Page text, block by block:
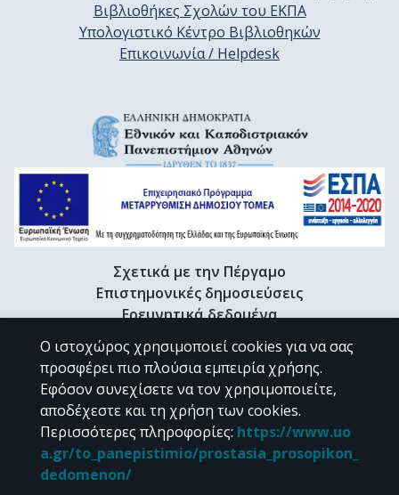
Βιβλιοθήκες Σχολών του ΕΚΠΑ
Υπολογιστικό Κέντρο Βιβλιοθηκών
Επικοινωνία / Helpdesk
Σχετικά με την Πέργαμο
Επιστημονικές δημοσιεύσεις
Ερευνητικά δεδομένα
Διδακτορικές διατριβές & Γκρίζα βιβλιογραφία
Προφίλ Ερευνητή
CC BY-NC 4.0
Εκτός αν αναφέρεται διαφορετικά, το υλικό της "Περγάμου" διατίθεται
Ο ιστοχώρος χρησιμοποιεί cookies για να σας
προσφέρει πιο πλούσια εμπειρία χρήσης.
Εφόσον συνεχίσετε να τον χρησιμοποιείτε,
αποδέχεστε και τη χρήση των cookies.
Περισσότερες πληροφορίες: https://www.uo
a.gr/to_panepistimio/prostasia_prosopikon_
dedomenon/